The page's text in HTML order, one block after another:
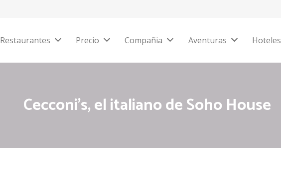
Restaurantes Precio Compañia Aventuras Hoteles
Cecconi’s, el italiano de Soho House